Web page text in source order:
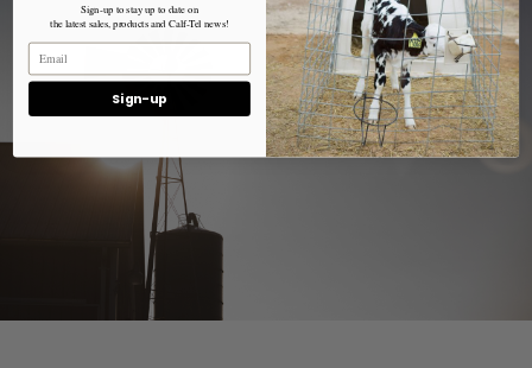
Sign-up to stay up to date on
the latest sales, products and Calf-Tel news!
Sign-up